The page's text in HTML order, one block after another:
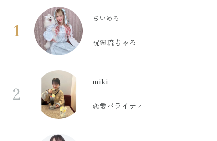
1
ちいめろ
祝🌸琉ちゃろ
2
miki
恋愛バライティー